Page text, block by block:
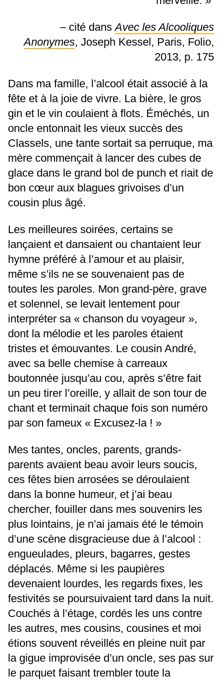
– cité dansAvec les Alcooliques
Anonymes, Joseph Kessel, Paris, Folio,
2013, p. 175
Dans ma famille, l’alcool était associé à la
fête et à la joie de vivre. La bière, le gros
gin et le vin coulaient à flots. Éméchés, un
oncle entonnait les vieux succès des
Classels, une tante sortait sa perruque, ma
mère commençait à lancer des cubes de
glace dans le grand bol de punch et riait de
bon cœur aux blagues grivoises d’un
cousin plus âgé.
Les meilleures soirées, certains se
lançaient et dansaient ou chantaient leur
hymne préféré à l’amour et au plaisir,
même s’ils ne se souvenaient pas de
toutes les paroles. Mon grand-père, grave
et solennel, se levait lentement pour
interpréter sa « chanson du voyageur »,
dont la mélodie et les paroles étaient
tristes et émouvantes. Le cousin André,
avec sa belle chemise à carreaux
boutonnée jusqu’au cou, après s’être fait
un peu tirer l’oreille, y allait de son tour de
chant et terminait chaque fois son numéro
par son fameux « Excusez-la ! »
Mes tantes, oncles, parents, grands-
parents avaient beau avoir leurs soucis,
ces fêtes bien arrosées se déroulaient
dans la bonne humeur, et j’ai beau
chercher, fouiller dans mes souvenirs les
plus lointains, je n’ai jamais été le témoin
d’une scène disgracieuse due à l’alcool :
engueulades, pleurs, bagarres, gestes
déplacés. Même si les paupières
devenaient lourdes, les regards fixes, les
festivités se poursuivaient tard dans la nuit.
Couchés à l’étage, cordés les uns contre
les autres, mes cousins, cousines et moi
étions souvent réveillés en pleine nuit par
la gigue improvisée d’un oncle, ses pas sur
le parquet faisant trembler toute la